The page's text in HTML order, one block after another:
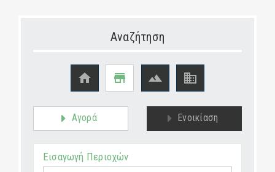
Αναζήτηση
   
Αγορά Ενοικίαση
Εισαγωγή Περιοχών